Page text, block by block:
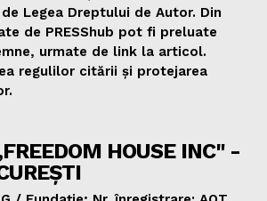
Legea Dreptului de Autor. Din
de PRESShub pot fi preluate
urmate de link la articol.
regulilor citării și protejarea
HOUSE INC" -